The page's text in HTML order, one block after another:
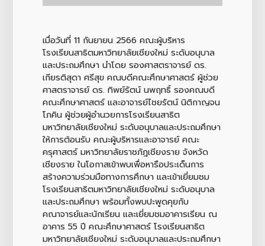
เมื่อวันที่ 11 กันยายน 2566 คณะผู้บริหาร
โรงเรียนสาธิตมหาวิทยาลัยเชียงใหม่ ระดับอนุบาล
และประถมศึกษา นำโดย รองศาสตราจารย์ ดร.
เกียรติสุดา ศรีสุข คณบดีคณะศึกษาศาสตร์ ผู้ช่วย
ศาสตราจารย์ ดร. ทิพย์รัตน์ นพฤทธิ์ รองคณบดี
คณะศึกษาศาสตร์ และอาจารย์ไชยรัตน์ นิติกาญจน
โภคิน ผู้ช่วยผู้อำนวยการโรงเรียนสาธิต
มหาวิทยาลัยเชียงใหม่ ระดับอนุบาลและประถมศึกษา
ให้การต้อนรับ คณะผู้บริหารและอาจารย์ คณะ
ครุศาสตร์ มหาวิทยาลัยราชภัฎเชียงราย จังหวัด
เชียงราย ในโอกาสเข้าพบเพื่อหารือประเด็นการ
สร้างความร่วมมือทางการศึกษา และเข้าเยี่ยมชม
โรงเรียนสาธิตมหาวิทยาลัยเชียงใหม่ ระดับอนุบาล
และประถมศึกษา พร้อมทั้งพบปะพูดคุยกับ
คณาจารย์และนักเรียน และเยี่ยมชมอาคารเรียน ณ
อาคาร 55 ปี คณะศึกษาศาสตร์ โรงเรียนสาธิต
มหาวิทยาลัยเชียงใหม่ ระดับอนุบาลและประถมศึกษา